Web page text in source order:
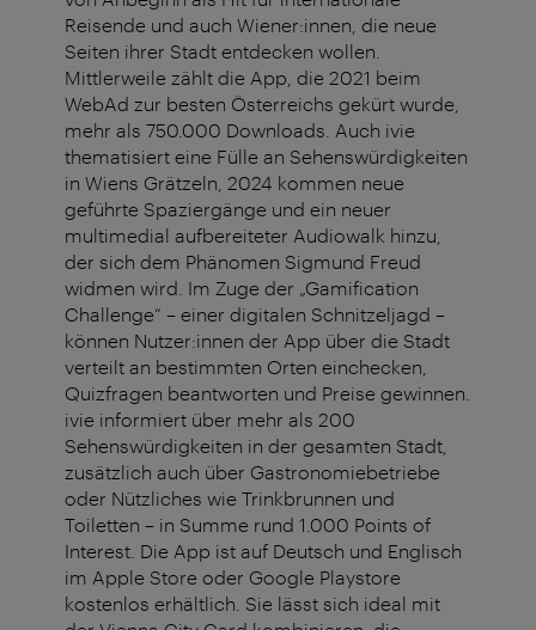
Reisende und auch Wiener:innen, die neue
Seiten ihrer Stadt entdecken wollen.
Mittlerweile zählt die App, die 2021 beim
WebAd zur besten Österreichs gekürt wurde,
mehr als 750.000 Downloads. Auch ivie
thematisiert eine Fülle an Sehenswürdigkeiten
in Wiens Grätzeln, 2024 kommen neue
geführte Spaziergänge und ein neuer
multimedial aufbereiteter Audiowalk hinzu,
der sich dem Phänomen Sigmund Freud
widmen wird. Im Zuge der „Gamification
Challenge“ – einer digitalen Schnitzeljagd –
können Nutzer:innen der App über die Stadt
verteilt an bestimmten Orten einchecken,
Quizfragen beantworten und Preise gewinnen.
ivie informiert über mehr als 200
Sehenswürdigkeiten in der gesamten Stadt,
zusätzlich auch über Gastronomiebetriebe
oder Nützliches wie Trinkbrunnen und
Toiletten – in Summe rund 1.000 Points of
Interest. Die App ist auf Deutsch und Englisch
im Apple Store oder Google Playstore
kostenlos erhältlich. Sie lässt sich ideal mit